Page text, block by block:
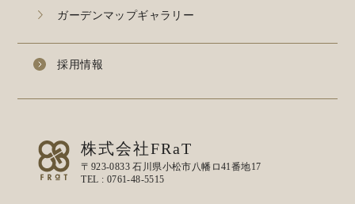
株式会社FRaT
〒923-0833 石川県小松市八幡ロ41番地17
TEL : 0761-48-5515
ガーデンマップギャラリー
採用情報